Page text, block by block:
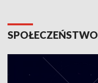
SPOŁECZEŃSTWO